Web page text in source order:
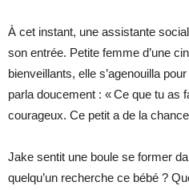
À cet instant, une assistante
son entrée. Petite femme d’une
bienveillants, elle s’agenouilla
parla doucement : « Ce que tu as
courageux. Ce petit a de la
Jake sentit une boule se former
quelqu’un recherche ce bébé ?